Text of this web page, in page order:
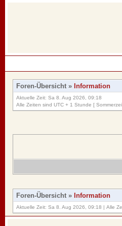
Foren-Übersicht » Information
Aktuelle Zeit: Sa 8. Aug 2026, 09:18
Alle Zeiten sind UTC + 1 Stunde [
Foren-Übersicht » Information
Aktuelle Zeit: Sa 8. Aug 2026, 09:18 | Alle